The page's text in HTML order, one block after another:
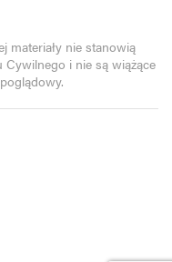
materiały nie stanowią
i nie są wiążące